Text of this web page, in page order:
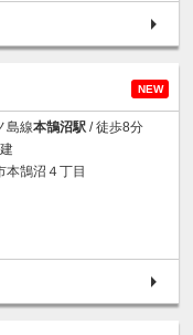
NEW
島線本鵠沼駅 / 徒歩8分
本鵠沼４丁目